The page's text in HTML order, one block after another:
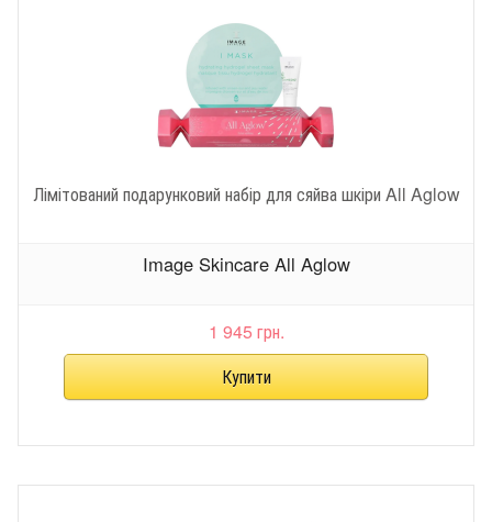
Лімітований подарунковий набір для сяйва шкіри All Aglow
Image Skincare All Aglow
1 945 грн.